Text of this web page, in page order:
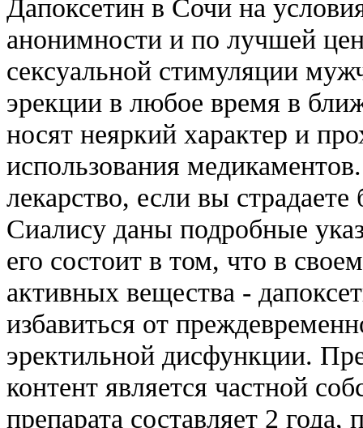
Дапоксетин в Сочи на
анонимности и по лучшей
сексуальной стимуляции
эрекции в любое время в
носят неяркий характер и
использования
лекарство, если вы
Сиалису даны подробные
его состоит в том, что в
активных вещества -
избавиться от
эректильной дисфункции.
контент является частной
препарата составляет 2 года,